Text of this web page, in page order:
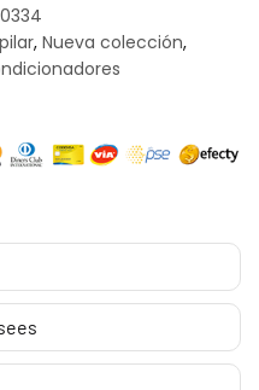
, Nueva colección,